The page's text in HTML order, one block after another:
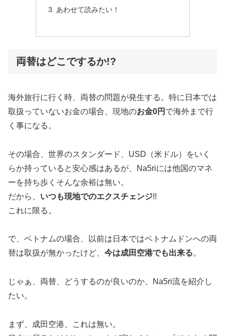
あわせて読みたい！
両替はどこでするか!?
海外旅行に行く時、両替の問題が発生する。特に日本では
取扱っていないお金の場合、現地のお金0円 で海外まで行
く事になる。
その場合、世界のスタンダード、USD（米ドル）をいく
らか持っていると安心感はあるが、
Na5riには他国のマネ
ーを持ち歩くそんな余裕は無い。
だから、 いつも現地でのエクスチェンジ!!
これに限る。
で、ベトナムの場合、以前は日本ではベトナムドンへの両
替は取扱が無かったけど、 今は成田空港でも出来る。
じゃぁ、両替、どうするのが良いのか、Na5ri流を紹介し
たい。
まず、 成田空港、これは無い。